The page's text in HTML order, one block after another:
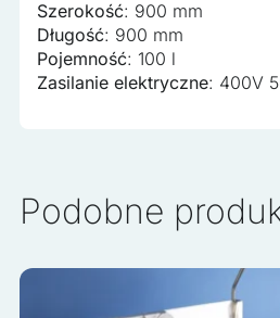
Szerokość: 900 mm
Długość: 900 mm
Pojemność: 100 l
Zasilanie elektryczne: 400V
Podobne